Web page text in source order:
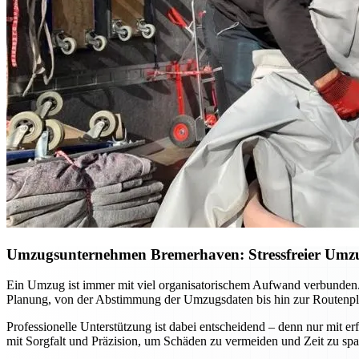
Umzugsunternehmen Bremerhaven: Stressfreier
Ein Umzug ist immer mit viel organisatorischem Aufwand
Planung, von der Abstimmung der Umzugsdaten bis hin zur
Professionelle Unterstützung ist dabei entscheidend – denn nur mit
mit Sorgfalt und Präzision, um Schäden zu vermeiden und Zeit zu